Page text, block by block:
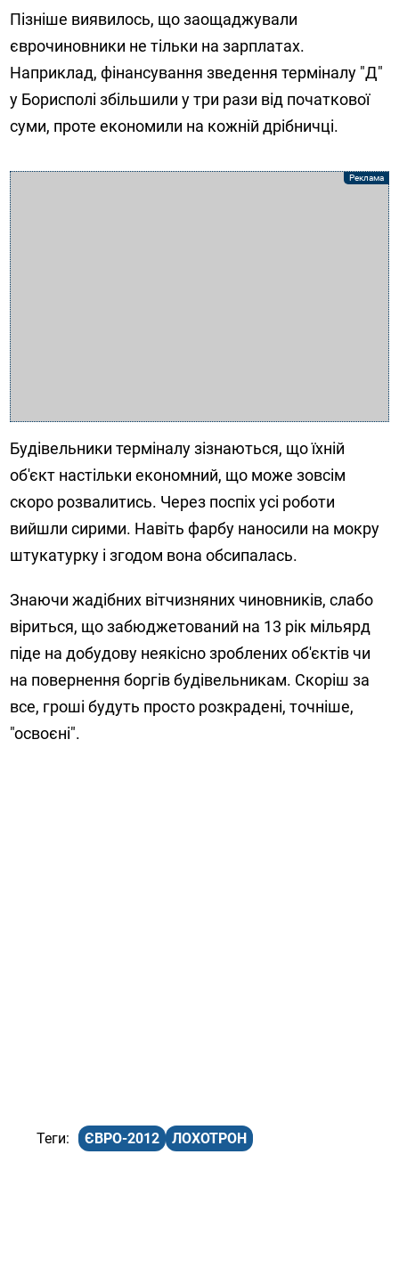
Пізніше виявилось, що заощаджували
єврочиновники не тільки на зарплатах.
Наприклад, фінансування зведення терміналу "Д"
у Борисполі збільшили у три рази від початкової
суми, проте економили на кожній дрібничці.
Будівельники терміналу зізнаються, що їхній
об'єкт настільки економний, що може зовсім
скоро розвалитись. Через поспіх усі роботи
вийшли сирими. Навіть фарбу наносили на мокру
штукатурку і згодом вона обсипалась.
Знаючи жадібних вітчизняних чиновників, слабо
віриться, що забюджетований на 13 рік мільярд
піде на добудову неякісно зроблених об'єктів чи
на повернення боргів будівельникам. Скоріш за
все, гроші будуть просто розкрадені, точніше,
"освоєні".
ЄВРО-2012 ЛОХОТРОН